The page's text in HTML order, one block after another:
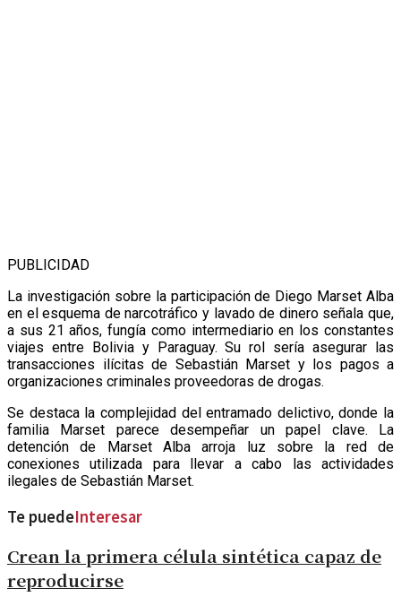
PUBLICIDAD
La investigación sobre la participación de Diego Marset Alba
en el esquema de narcotráfico y lavado de dinero señala que,
a sus 21 años, fungía como intermediario en los constantes
viajes entre Bolivia y Paraguay. Su rol sería asegurar las
transacciones ilícitas de Sebastián Marset y los pagos a
organizaciones criminales proveedoras de drogas.
Se destaca la complejidad del entramado delictivo, donde la
familia Marset parece desempeñar un papel clave. La
detención de Marset Alba arroja luz sobre la red de
conexiones utilizada para llevar a cabo las actividades
ilegales de Sebastián Marset.
Te puedeInteresar
Crean la primera célula sintética capaz de
reproducirse